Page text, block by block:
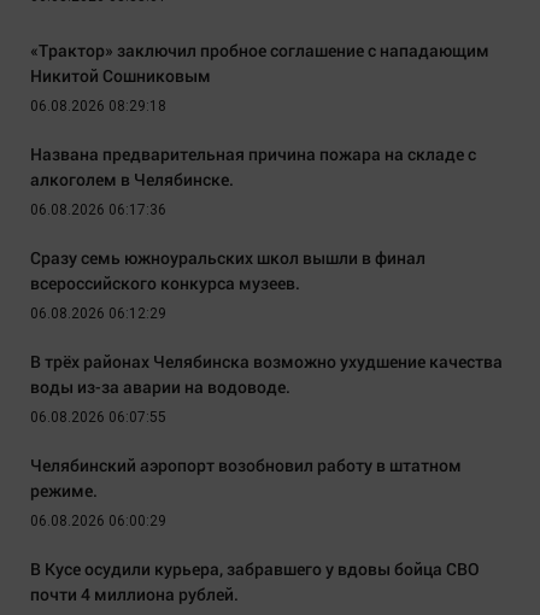
«Трактор» заключил пробное соглашение с нападающим
Никитой Сошниковым
06.08.2026 08:29:18
Названа предварительная причина пожара на складе с
алкоголем в Челябинске.
06.08.2026 06:17:36
Сразу семь южноуральских школ вышли в финал
всероссийского конкурса музеев.
06.08.2026 06:12:29
В трёх районах Челябинска возможно ухудшение качества
воды из-за аварии на водоводе.
06.08.2026 06:07:55
Челябинский аэропорт возобновил работу в штатном
режиме.
06.08.2026 06:00:29
В Кусе осудили курьера, забравшего у вдовы бойца СВО
почти 4 миллиона рублей.